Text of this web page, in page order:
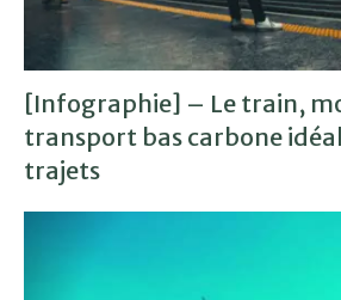
[Infographie] – Le train,
transport bas carbone
trajets